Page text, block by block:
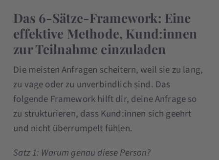
Das 6-Sätze-Framework: Eine
effektive Methode, Kund:innen
zur Teilnahme einzuladen
Die meisten Anfragen scheitern, weil sie zu lang,
zu vage oder zu unverbindlich sind. Das
folgende Framework hilft dir, deine Anfrage so
zu strukturieren, dass Kund:innen sich geehrt
und nicht überrumpelt fühlen.
Satz 1: Warum genau diese Person?